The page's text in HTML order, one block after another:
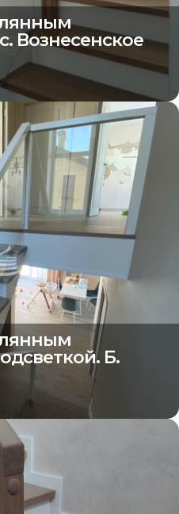
Вознесенское
Б.